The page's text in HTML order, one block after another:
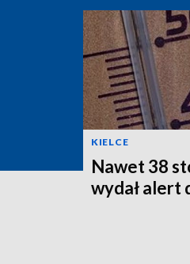
KIELCE
Nawet 38
wydał alert